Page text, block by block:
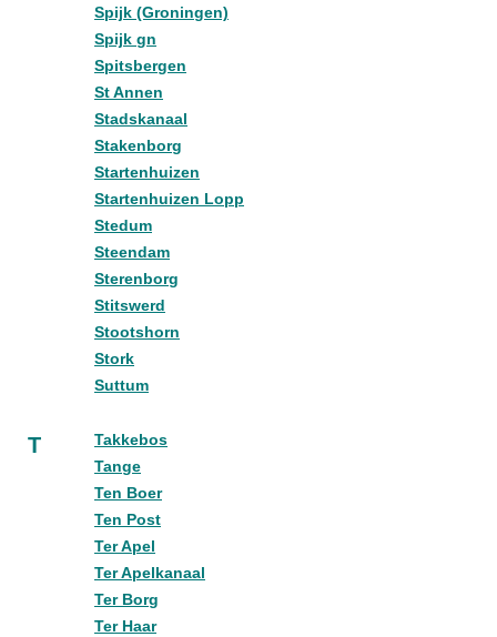
Spijk (Groningen)
Spijk gn
Spitsbergen
St Annen
Stadskanaal
Stakenborg
Startenhuizen
Startenhuizen Lopp
Stedum
Steendam
Sterenborg
Stitswerd
Stootshorn
Stork
Suttum
T
Takkebos
Tange
Ten Boer
Ten Post
Ter Apel
Ter Apelkanaal
Ter Borg
Ter Haar